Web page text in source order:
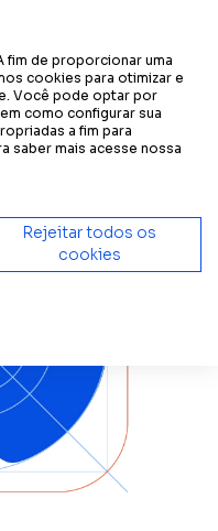
fim de proporcionar uma
cookies para otimizar e
Você pode optar por
como configurar sua
a fim para
saber mais acesse nossa
Rejeitar todos os
cookies